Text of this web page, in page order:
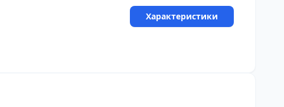
Характеристики